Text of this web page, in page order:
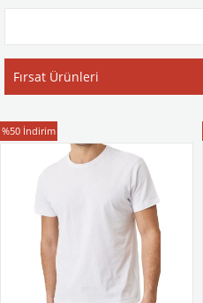
Fırsat Ürünleri
T-Shirt
%50 İndirim